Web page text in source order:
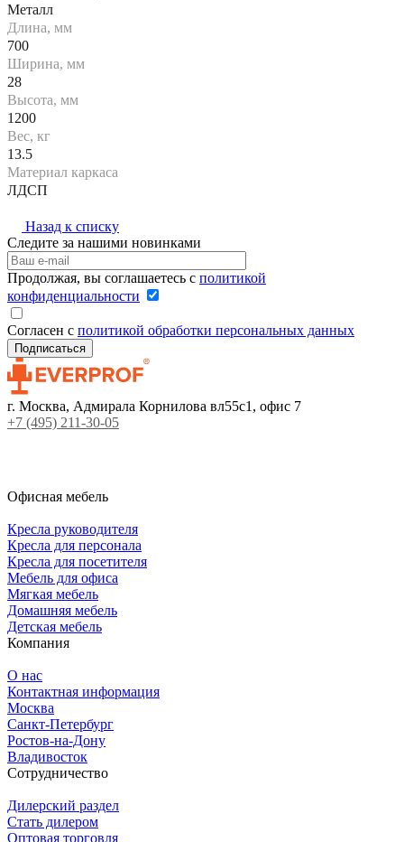
Металл
Длина, мм
700
Ширина, мм
28
Высота, мм
1200
Вес, кг
13.5
Материал каркаса
ЛДСП
Назад к списку
Следите за нашими новинками
Продолжая, вы соглашаетесь с политикой
конфиденциальности
Согласен с политикой обработки персональных данных
г. Москва, Адмирала Корнилова вл55с1, офис 7
+7 (495) 211-30-05
Офисная мебель
Кресла руководителя
Кресла для персонала
Кресла для посетителя
Мебель для офиса
Мягкая мебель
Домашняя мебель
Детская мебель
Компания
О нас
Контактная информация
Москва
Санкт-Петербург
Ростов-на-Дону
Владивосток
Сотрудничество
Дилерский раздел
Стать дилером
Оптовая торговля